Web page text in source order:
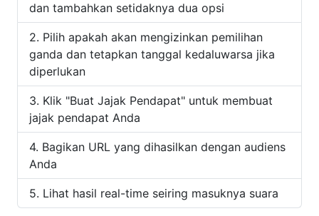
dan tambahkan setidaknya dua opsi
Pilih apakah akan mengizinkan pemilihan
ganda dan tetapkan tanggal kedaluwarsa jika
diperlukan
Klik "Buat Jajak Pendapat" untuk membuat
jajak pendapat Anda
Bagikan URL yang dihasilkan dengan audiens
Anda
Lihat hasil real-time seiring masuknya suara